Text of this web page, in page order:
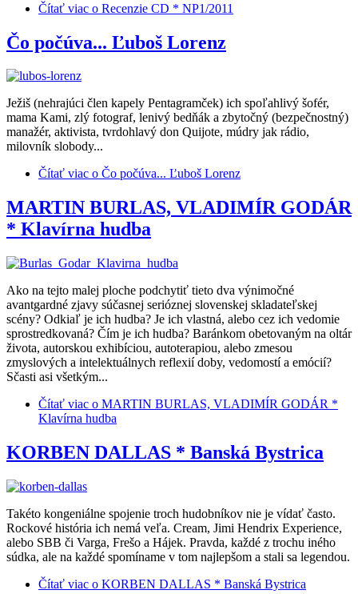
Čítať viac o Recenzie CD * NP1/2011
Čo počúva... Ľuboš Lorenz
Ježiš (nehrajúci člen kapely Pentagramček) ich spoľahlivý šofér,
mama Kami, zlý fotograf, lenivý bedňák a zbytočný (bezpečnostný)
manažér, aktivista, tvrdohlavý don Quijote, múdry jak rádio,
milovník slobody...
Čítať viac o Čo počúva... Ľuboš Lorenz
MARTIN BURLAS, VLADIMÍR GODÁR
* Klavírna hudba
Ako na tejto malej ploche podchytiť tieto dva výnimočné
avantgardné zjavy súčasnej serióznej slovenskej skladateľskej
scény? Odkiaľ je ich hudba? Je ich vlastná, alebo cez ich vedomie
sprostredkovaná? Čím je ich hudba? Baránkom obetovaným na oltár
života, autorskou exhibíciou, autoterapiou, alebo zmesou
zmyslových a intelektuálnych reflexií doby, vedomostí a emócií?
Sčasti asi všetkým...
Čítať viac o MARTIN BURLAS, VLADIMÍR GODÁR *
Klavírna hudba
KORBEN DALLAS * Banská Bystrica
Takéto kongeniálne spojenie troch hudobníkov nie je vídať často.
Rockové história ich nemá veľa. Cream, Jimi Hendrix Experience,
alebo SBB či Varga, Frešo a Hájek. Pravda, každé z trochu iného
súdka, ale na každé spomíname v tom najlepšom a stali sa legendou.
Čítať viac o KORBEN DALLAS * Banská Bystrica